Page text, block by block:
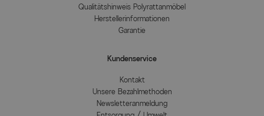
Qualitätshinweis Polyrattanmöbel
Herstellerinformationen
Garantie
Kundenservice
Kontakt
Unsere Bezahlmethoden
Newsletteranmeldung